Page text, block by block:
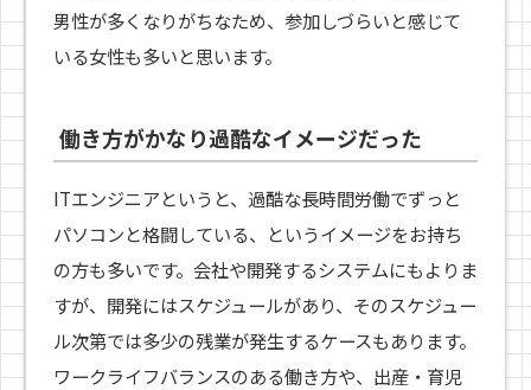
男性が多くなりがちなため、参加しづらいと感じて
いる女性も多いと思います。
働き方がかなり過酷なイメージだった
ITエンジニアというと、過酷な長時間労働でずっと
パソコンと格闘している、というイメージをお持ち
の方も多いです。会社や開発するシステムにもよりま
すが、開発にはスケジュールがあり、そのスケジュー
ル次第では多少の残業が発生するケースもあります。
ワークライフバランスのある働き方や、出産・育児